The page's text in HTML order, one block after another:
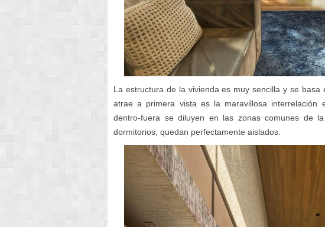
La estructura de la vivienda es muy sencilla y se
atrae a primera vista es la maravillosa
dentro-fuera se diluyen en las zonas comunes de
dormitorios, quedan perfectamente aislados.